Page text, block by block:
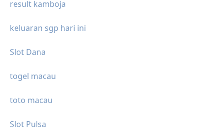
result kamboja
keluaran sgp hari ini
Slot Dana
togel macau
toto macau
Slot Pulsa